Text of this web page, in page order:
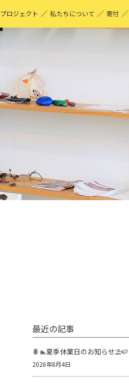
プロジェクト
MO-YA-CO UNIQUE PRODUCT！
アーティストページ
MO-YA-CO キフ
／ 私たちについて ／ 寄付 ／
最近の記事
🍍🏊夏季休業日のお知らせ⛱️🍉
2026年8月4日